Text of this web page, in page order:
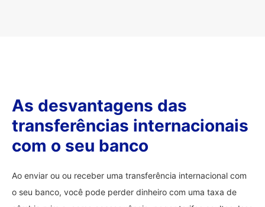
As desvantagens das
transferências internacionais
com o seu banco
Ao enviar ou ou receber uma transferência internacional com
o seu banco, você pode perder dinheiro com uma taxa de